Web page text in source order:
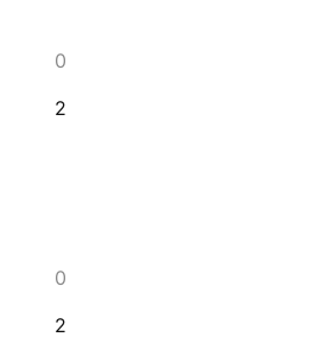
0
2
0
2